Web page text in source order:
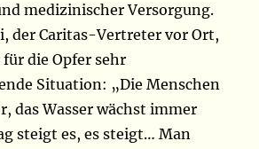
medizinischer Versorgung.
der Caritas-Vertreter vor Ort,
die Opfer sehr
Situation: „Die Menschen
das Wasser wächst immer
steigt es, es steigt… Man